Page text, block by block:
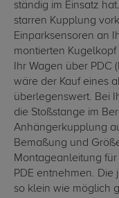
ständig im Einsatz
starren Kupplung
Einparksensoren an
montierten
Ihr Wagen über PDC
wäre der Kauf eines
überlegenswert. Bei
die Stoßstange im
Anhängerkupplung
Bemaßung und
Montageanleitung
PDE entnehmen.
so klein wie möglich